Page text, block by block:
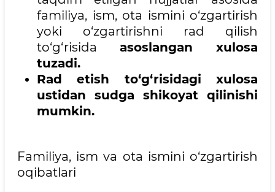
familiya, ism, ota ismini o‘zgartirish
yoki o‘zgartirishni rad qilish
to‘g‘risida asoslangan xulosa
tuzadi.
Rad etish to‘g‘risidagi xulosa
ustidan sudga shikoyat qilinishi
mumkin.
Familiya, ism va ota ismini o‘zgartirish
oqibatlari